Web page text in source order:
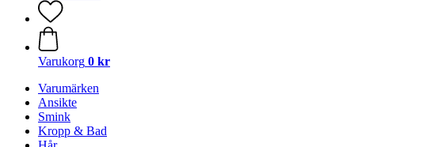
Varukorg 0 kr
Varumärken
Ansikte
Smink
Kropp & Bad